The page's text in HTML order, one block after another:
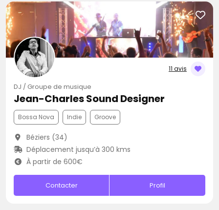
11 avis
DJ / Groupe de musique
Jean-Charles Sound Designer
Bossa Nova Indie Groove
Béziers (34)
Déplacement jusqu’à 300 kms
À partir de 600€
Contacter Profil